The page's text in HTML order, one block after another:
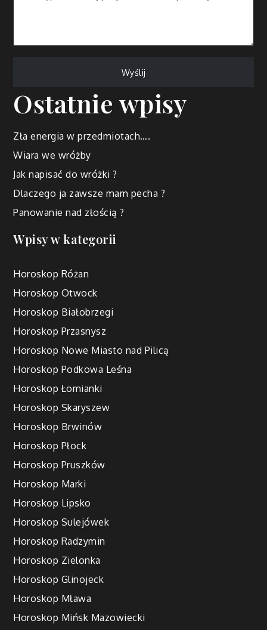
Ostatnie wpisy
Zła energia w przedmiotach….
Wiara we wróżby
Jak napisać do wróżki ?
Dlaczego ja zawsze mam pecha ?
Panowanie nad złością ?
Wpisy w kategorii
Horoskop Różan
Horoskop Otwock
Horoskop Białobrzegi
Horoskop Przasnysz
Horoskop Nowe Miasto nad Pilicą
Horoskop Podkowa Leśna
Horoskop Łomianki
Horoskop Skaryszew
Horoskop Brwinów
Horoskop Płock
Horoskop Pruszków
Horoskop Marki
Horoskop Lipsko
Horoskop Sulejówek
Horoskop Radzymin
Horoskop Zielonka
Horoskop Glinojeck
Horoskop Mława
Horoskop Mińsk Mazowiecki